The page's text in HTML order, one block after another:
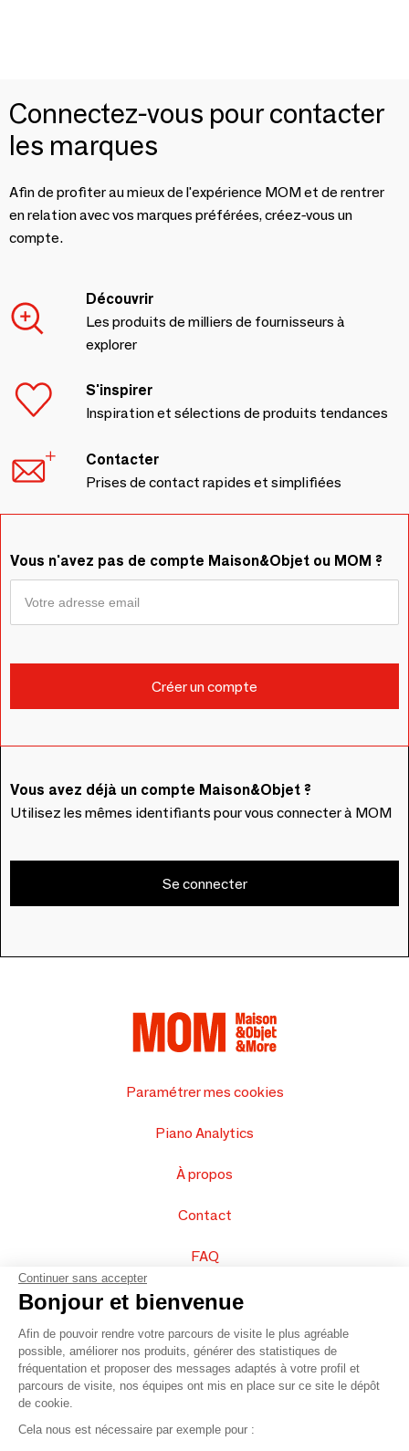
Connectez-vous pour contacter
les marques
Afin de profiter au mieux de l'expérience MOM et de rentrer
en relation avec vos marques préférées, créez-vous un
compte.
Découvrir
Les produits de milliers de fournisseurs à
explorer
S'inspirer
Inspiration et sélections de produits tendances
Contacter
Prises de contact rapides et simplifiées
Vous n'avez pas de compte Maison&Objet ou MOM ?
Vous avez déjà un compte Maison&Objet ?
Utilisez les mêmes identifiants pour vous connecter à MOM
Se connecter
Paramétrer mes cookies
Piano Analytics
À propos
Contact
FAQ
Vendez vos produits
Plan du site
© 2016 –Organisation SAFI
Continuer sans accepter
Bonjour et bienvenue
Afin de pouvoir rendre votre parcours de visite le plus agréable
possible, améliorer nos produits, générer des statistiques de
fréquentation et proposer des messages adaptés à votre profil et
parcours de visite, nos équipes ont mis en place sur ce site le dépôt
de cookie.
Cela nous est nécessaire par exemple pour :